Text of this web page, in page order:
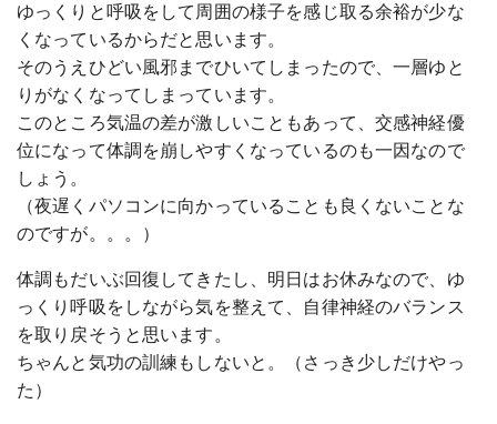
ゆっくりと呼吸をして周囲の様子を感じ取る余裕が少な
くなっているからだと思います。
そのうえひどい風邪までひいてしまったので、一層ゆと
りがなくなってしまっています。
このところ気温の差が激しいこともあって、交感神経優
位になって体調を崩しやすくなっているのも一因なので
しょう。
（夜遅くパソコンに向かっていることも良くないことな
のですが。。。）
体調もだいぶ回復してきたし、明日はお休みなので、ゆ
っくり呼吸をしながら気を整えて、自律神経のバランス
を取り戻そうと思います。
ちゃんと気功の訓練もしないと。（さっき少しだけやっ
た）